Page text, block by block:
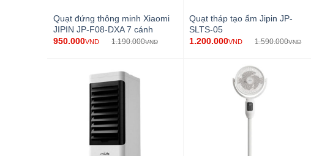
Quạt đứng thông minh Xiaomi
JIPIN JP-F08-DXA 7 cánh
950.000VND 1.190.000VND
Quạt tháp tạo ẩm Jipin JP-
SLTS-05
1.200.000VND 1.590.000VND